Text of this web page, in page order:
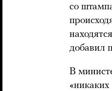
со
добавил
В